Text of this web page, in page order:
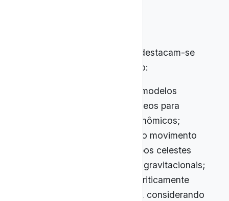
Além dessas competências, destacam-se
habilidades específicas, como:
EM13CNT201 – Analisar modelos
históricos e contemporâneos para
explicar fenômenos astronômicos;
EM13CNT204 – Explicar o movimento
da Terra e de outros corpos celestes
com base nas interações gravitacionais;
EM13CNT205 – Avaliar criticamente
interpretações científicas, considerando